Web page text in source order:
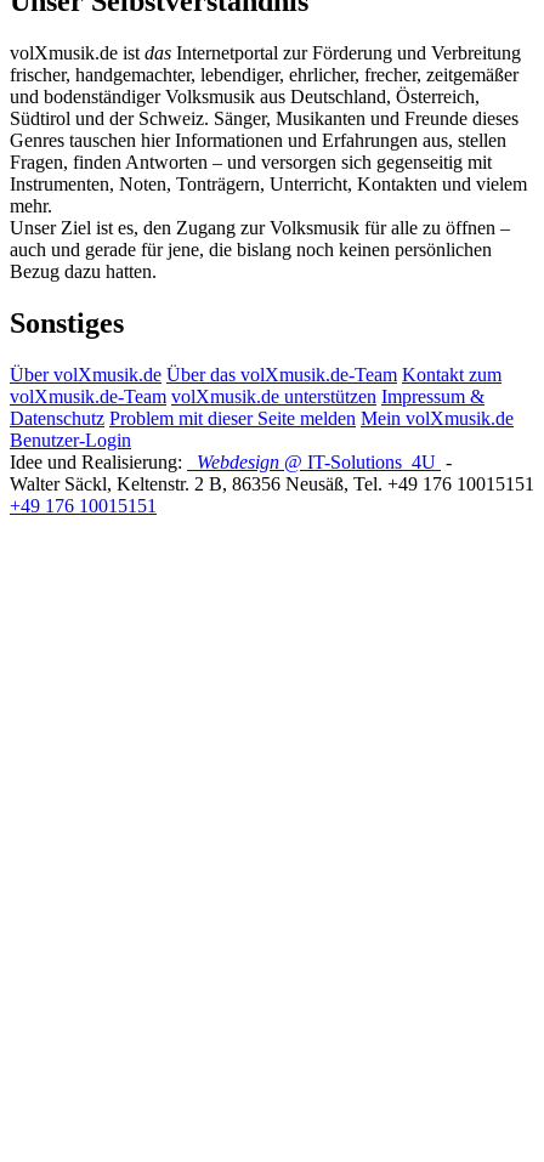
volXmusik.de ist das Internetportal zur Förderung und Verbreitung
frischer, handgemachter, lebendiger, ehrlicher, frecher, zeitgemäßer
und bodenständiger Volksmusik aus Deutschland, Österreich,
Südtirol und der Schweiz. Sänger, Musikanten und Freunde dieses
Genres tauschen hier Informationen und Erfahrungen aus, stellen
Fragen, finden Antworten – und versorgen sich gegenseitig mit
Instrumenten, Noten, Tonträgern, Unterricht, Kontakten und vielem
mehr.
Unser Ziel ist es, den Zugang zur Volksmusik für alle zu öffnen –
auch und gerade für jene, die bislang noch keinen persönlichen
Bezug dazu hatten.
Sonstiges
Über volXmusik.de Über das volXmusik.de-Team Kontakt zum
volXmusik.de-Team volXmusik.de unterstützen Impressum &
Datenschutz Problem mit dieser Seite melden Mein volXmusik.de
Benutzer-Login
Idee und Realisierung:
Webdesign @ IT-Solutions 4U -
Walter Säckl, Keltenstr. 2 B, 86356 Neusäß, Tel. +49 176 10015151
+49 176 10015151